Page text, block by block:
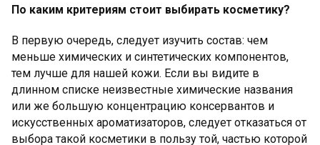
По каким критериям стоит выбирать косметику?
В первую очередь, следует изучить состав: чем
меньше химических и синтетических компонентов,
тем лучше для нашей кожи. Если вы видите в
длинном списке неизвестные химические названия
или же большую концентрацию консервантов и
искусственных ароматизаторов, следует отказаться от
выбора такой косметики в пользу той, частью которой